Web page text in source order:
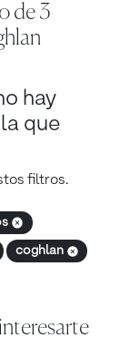
de 3
hay
que
filtros.
coghlan